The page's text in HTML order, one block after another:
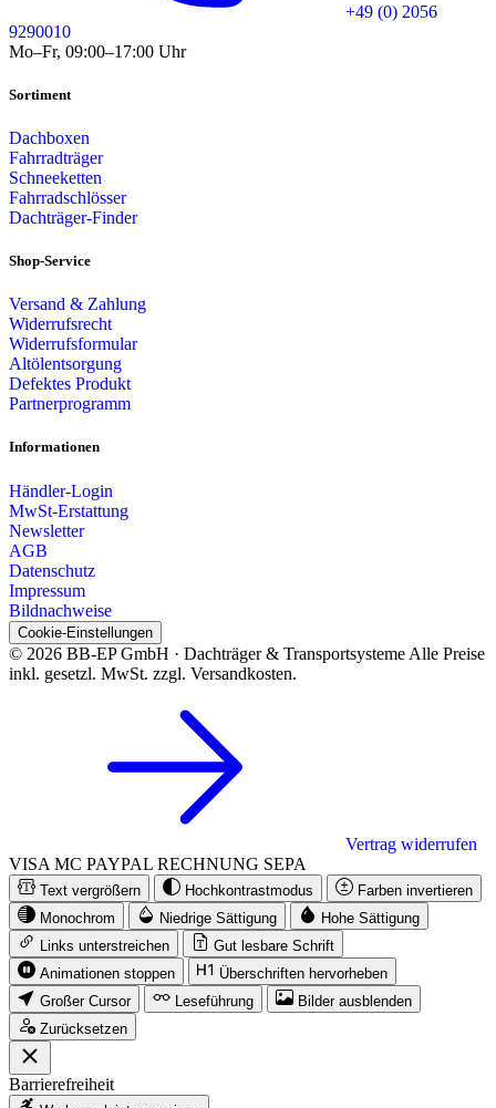
+49 (0) 2056
9290010
Mo–Fr, 09:00–17:00 Uhr
Sortiment
Dachboxen
Fahrradträger
Schneeketten
Fahrradschlösser
Dachträger-Finder
Shop-Service
Versand & Zahlung
Widerrufsrecht
Widerrufsformular
Altölentsorgung
Defektes Produkt
Partnerprogramm
Informationen
Händler-Login
MwSt-Erstattung
Newsletter
AGB
Datenschutz
Impressum
Bildnachweise
Cookie-Einstellungen
© 2026 BB-EP GmbH · Dachträger & Transportsysteme Alle Preise
inkl. gesetzl. MwSt. zzgl. Versandkosten.
Vertrag widerrufen
VISA MC PAYPAL RECHNUNG SEPA
Text vergrößern Hochkontrastmodus
Farben invertieren
Monochrom
Niedrige Sättigung
Hohe Sättigung
Links unterstreichen
Gut lesbare Schrift
Animationen stoppen
Überschriften hervorheben
Großer Cursor
Leseführung
Bilder ausblenden
Zurücksetzen
Barrierefreiheit